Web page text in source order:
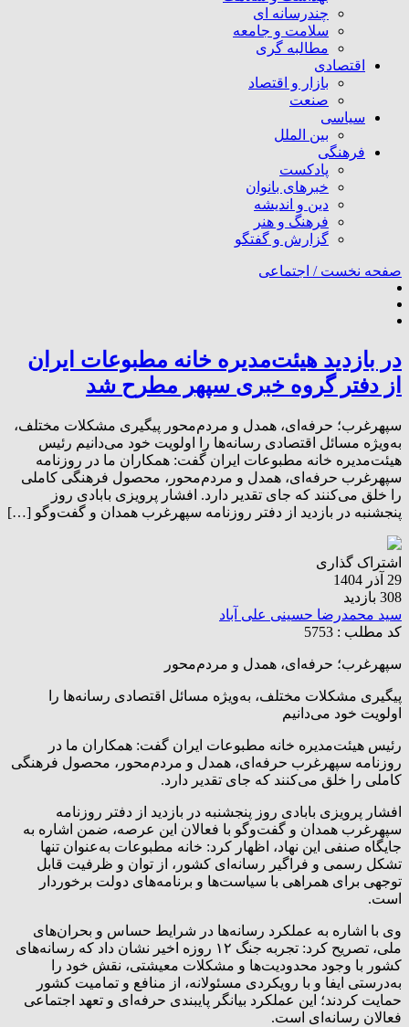
چندرسانه ای
سلامت و جامعه
مطالبه گری
اقتصادی
بازار و اقتصاد
صنعت
سیاسی
بین الملل
فرهنگی
پادکست
خبرهای بانوان
دین و اندیشه
فرهنگ و هنر
گزارش و گفتگو
صفحه نخست / اجتماعی
در بازدید هیئت‌مدیره خانه مطبوعات ایران
از دفتر گروه خبری سپهر مطرح شد
سپهرغرب؛ حرفه‌ای، همدل و مردم‌محور پیگیری مشکلات مختلف،
به‌ویژه مسائل اقتصادی رسانه‌ها را اولویت خود می‌دانیم رئیس
هیئت‌مدیره خانه مطبوعات ایران گفت: همکاران ما در روزنامه
سپهرغرب حرفه‌ای، همدل و مردم‌محور، محصول فرهنگی کاملی
را خلق می‌کنند که جای تقدیر دارد. افشار پرویزی بابادی روز
پنجشنبه در بازدید از دفتر روزنامه سپهرغرب همدان و گفت‌وگو […]
اشتراک گذاری
29 آذر 1404
308 بازدید
سید محمدرضا حسینی علی آباد
کد مطلب : 5753
سپهرغرب؛ حرفه‌ای، همدل و مردم‌محور
پیگیری مشکلات مختلف، به‌ویژه مسائل اقتصادی رسانه‌ها را
اولویت خود می‌دانیم
رئیس هیئت‌مدیره خانه مطبوعات ایران گفت: همکاران ما در
روزنامه سپهرغرب حرفه‌ای، همدل و مردم‌محور، محصول فرهنگی
کاملی را خلق می‌کنند که جای تقدیر دارد.
افشار پرویزی بابادی روز پنجشنبه در بازدید از دفتر روزنامه
سپهرغرب همدان و گفت‌وگو با فعالان این عرصه، ضمن اشاره به
جایگاه صنفی این نهاد، اظهار کرد: خانه مطبوعات به‌عنوان تنها
تشکل رسمی و فراگیر رسانه‌ای کشور، از توان و ظرفیت قابل‌
توجهی برای همراهی با سیاست‌ها و برنامه‌های دولت برخوردار
است.
وی با اشاره به عملکرد رسانه‌ها در شرایط حساس و بحران‌های
ملی، تصریح کرد: تجربه جنگ ۱۲ روزه اخیر نشان داد که رسانه‌های
کشور با وجود محدودیت‌ها و مشکلات معیشتی، نقش خود را
به‌درستی ایفا و با رویکردی مسئولانه، از منافع و تمامیت کشور
حمایت کردند؛ این عملکرد بیانگر پایبندی حرفه‌ای و تعهد اجتماعی
فعالان رسانه‌ای است.